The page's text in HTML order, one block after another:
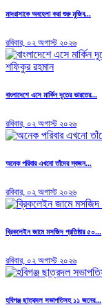
মাদরাসাকে অবহেলা করা শুরু মুজিব...
রবিবার, ০২ অগাস্ট ২০২৬
বাংলাদেশে এসে মার্কিন দূতের ভারতের...
রবিবার, ০২ অগাস্ট ২০২৬
অনেক পরিবার এখনো তাঁদের স্বজন...
রবিবার, ০২ অগাস্ট ২০২৬
ব্রিকলেইন জামে মসজিদ প্রতিষ্ঠার ৫০...
রবিবার, ০২ অগাস্ট ২০২৬
হবিগঞ্জ ছাত্রদল সভাপতিসহ ১১ জনের...